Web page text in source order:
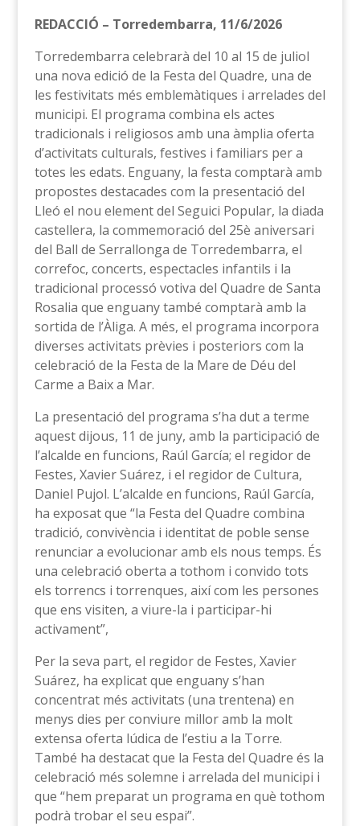
REDACCIÓ – Torredembarra, 11/6/2026
Torredembarra celebrarà del 10 al 15 de juliol
una nova edició de la Festa del Quadre, una de
les festivitats més emblemàtiques i arrelades del
municipi. El programa combina els actes
tradicionals i religiosos amb una àmplia oferta
d’activitats culturals, festives i familiars per a
totes les edats. Enguany, la festa comptarà amb
propostes destacades com la presentació del
Lleó el nou element del Seguici Popular, la diada
castellera, la commemoració del 25è aniversari
del Ball de Serrallonga de Torredembarra, el
correfoc, concerts, espectacles infantils i la
tradicional processó votiva del Quadre de Santa
Rosalia que enguany també comptarà amb la
sortida de l’Àliga. A més, el programa incorpora
diverses activitats prèvies i posteriors com la
celebració de la Festa de la Mare de Déu del
Carme a Baix a Mar.
La presentació del programa s’ha dut a terme
aquest dijous, 11 de juny, amb la participació de
l’alcalde en funcions, Raúl García; el regidor de
Festes, Xavier Suárez, i el regidor de Cultura,
Daniel Pujol. L’alcalde en funcions, Raúl García,
ha exposat que “la Festa del Quadre combina
tradició, convivència i identitat de poble sense
renunciar a evolucionar amb els nous temps. És
una celebració oberta a tothom i convido tots
els torrencs i torrenques, així com les persones
que ens visiten, a viure-la i participar-hi
activament”,
Per la seva part, el regidor de Festes, Xavier
Suárez, ha explicat que enguany s’han
concentrat més activitats (una trentena) en
menys dies per conviure millor amb la molt
extensa oferta lúdica de l’estiu a la Torre.
També ha destacat que la Festa del Quadre és la
celebració més solemne i arrelada del municipi i
que “hem preparat un programa en què tothom
podrà trobar el seu espai”.